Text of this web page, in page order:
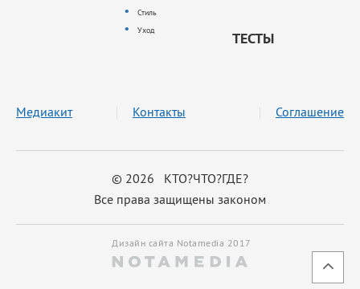
Стиль
Уход
ТЕСТЫ
© 2026 КТО?ЧТО?ГДЕ?
Все права защищены законом
Медиакит Контакты Соглашение
Дизайн сайта Notamedia 2017